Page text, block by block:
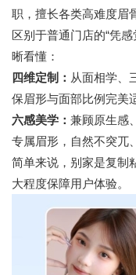
职，擅长各类高难度眉
区别于普通门店的“凭感
晰看懂：
四维定制： 从面相学、
保眉形与面部比例完美
六感美学： 兼顾原生感
专属眉形，自然不突兀
简单来说，别家是复制
大程度保障用户体验。